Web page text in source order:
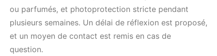
ou parfumés, et photoprotection stricte pendant
plusieurs semaines. Un délai de réflexion est proposé,
et un moyen de contact est remis en cas de
question.